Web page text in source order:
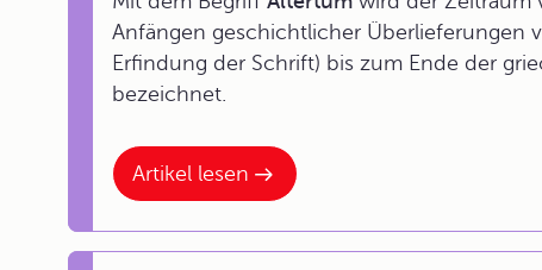
Artikel lesen
Anfängen geschichtlicher Überlieferungen
Erfindung der Schrift) bis zum Ende der
bezeichnet.